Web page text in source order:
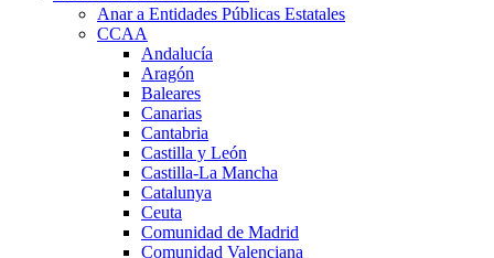
Anar a Entidades Públicas Estatales
CCAA
Andalucía
Aragón
Baleares
Canarias
Cantabria
Castilla y León
Castilla-La Mancha
Catalunya
Ceuta
Comunidad de Madrid
Comunidad Valenciana